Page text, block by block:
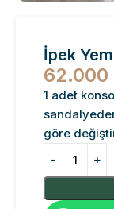
İpek
62.000
1 adet
göre